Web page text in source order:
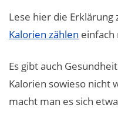
Lese hier die
Kalorien zählen einfach
Es gibt auch
Kalorien sowieso nicht
macht man es sich